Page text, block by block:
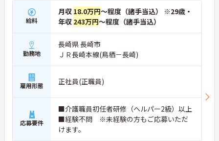
給料
月収 18.0万円～程度（諸手当込） ※29歳・
年収 243万円～程度（諸手当込）
勤務地
長崎県 長崎市
ＪＲ長崎本線(鳥栖－長崎)
雇用形態 正社員(正職員)
応募要件
■介護職員初任者研修（ヘルパー2級）以上
■経験不問 ※未経験の方もご応募いただ
けます。